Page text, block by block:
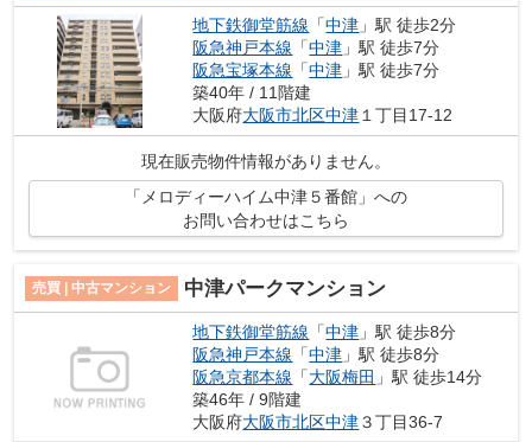
地下鉄御堂筋線 「中津 」駅 徒歩2分
阪急神戸本線 「中津 」駅 徒歩7分
阪急宝塚本線 「中津 」駅 徒歩7分
築40年 / 11階建
大阪府大阪市北区中津 １丁目17-12
現在販売物件情報がありません。
「メロディーハイム中津５番館」への
お問い合わせはこちら
売買 | 中古マンション 中津パークマンション
地下鉄御堂筋線 「中津 」駅 徒歩8分
阪急神戸本線 「中津 」駅 徒歩8分
阪急京都本線 「大阪梅田 」駅 徒歩14分
築46年 / 9階建
大阪府大阪市北区中津３丁目36-7